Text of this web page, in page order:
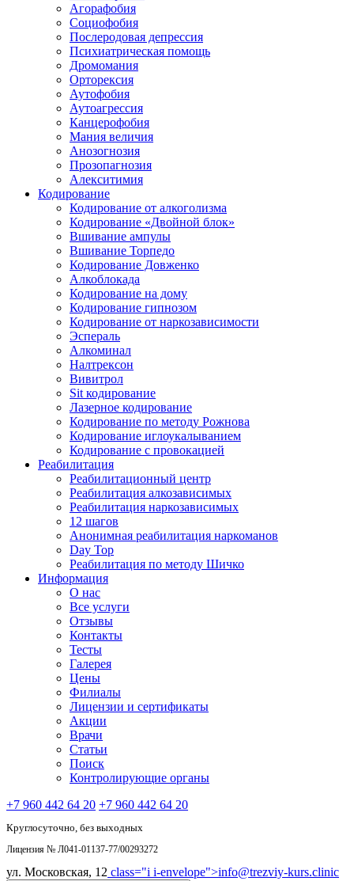
Агорафобия
Социофобия
Послеродовая депрессия
Психиатрическая помощь
Дромомания
Орторексия
Аутофобия
Аутоагрессия
Канцерофобия
Мания величия
Анозогнозия
Прозопагнозия
Алекситимия
Кодирование
Кодирование от алкоголизма
Кодирование «Двойной блок»
Вшивание ампулы
Вшивание Торпедо
Кодирование Довженко
Алкоблокада
Кодирование на дому
Кодирование гипнозом
Кодирование от наркозависимости
Эспераль
Алкоминал
Налтрексон
Вивитрол
Sit кодирование
Лазерное кодирование
Кодирование по методу Рожнова
Кодирование иглоукалыванием
Кодирование с провокацией
Реабилитация
Реабилитационный центр
Реабилитация алкозависимых
Реабилитация наркозависимых
12 шагов
Анонимная реабилитация наркоманов
Day Top
Реабилитация по методу Шичко
Информация
О нас
Все услуги
Отзывы
Контакты
Тесты
Галерея
Цены
Филиалы
Лицензии и сертификаты
Акции
Врачи
Статьи
Поиск
Контролирующие органы
+7 960 442 64 20 +7 960 442 64 20
Круглосуточно, без выходных
Лицензия № Л041-01137-77/00293272
ул. Московская, 12 class="i i-envelope">info@trezviy-kurs.clinic